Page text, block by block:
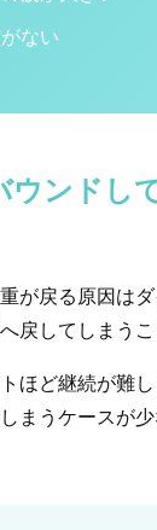
ない
ウンドし
が戻る原因は
戻してしまうこ
ほど継続が難
まうケースが